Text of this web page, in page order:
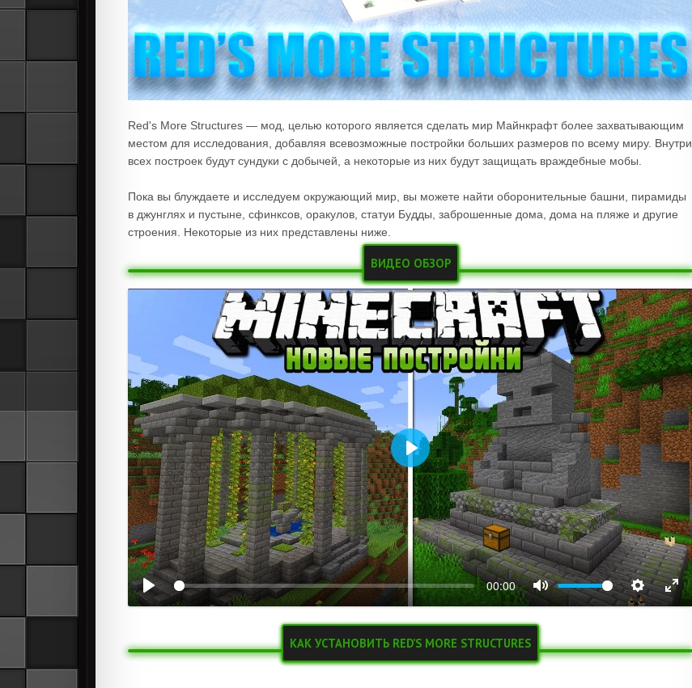
Red's More Structures — мод, целью которого является сделать мир Майнкрафт более захватывающим
местом для исследования, добавляя всевозможные постройки больших размеров по всему миру. Внутри
всех построек будут сундуки с добычей, а некоторые из них будут защищать враждебные мобы.
Пока вы блуждаете и исследуем окружающий мир, вы можете найти оборонительные башни, пирамиды
в джунглях и пустыне, сфинксов, оракулов, статуи Будды, заброшенные дома, дома на пляже и другие
строения. Некоторые из них представлены ниже.
ВИДЕО ОБЗОР
00:00
Воспроизвести
КАК УСТАНОВИТЬ RED’S MORE STRUCTURES